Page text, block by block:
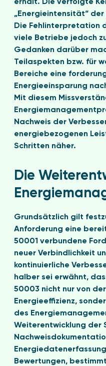
erhält. Die verfolgte
„Energieintensität“
Die Fehlinterpretation
viele Betriebe jedoch
Gedanken darüber
Teilaspekten bzw. für
Bereiche eine
Energieeinsparung
Mit diesem
Nachweis der
energiebezogenen
Schritten näher.
Die
Grundsätzlich gilt
Anforderung eine
50001 verbundene
neuer Verbindlichkeit
kontinuierliche
halber sei erwähnt,
50003 nicht nur von
Energieeffizienz,
des
Weiterentwicklung der
Bewertungen,